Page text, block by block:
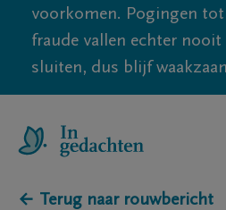
voorkomen. Pogingen
fraude vallen echter
sluiten, dus blijf
← Terug naar rouwbericht